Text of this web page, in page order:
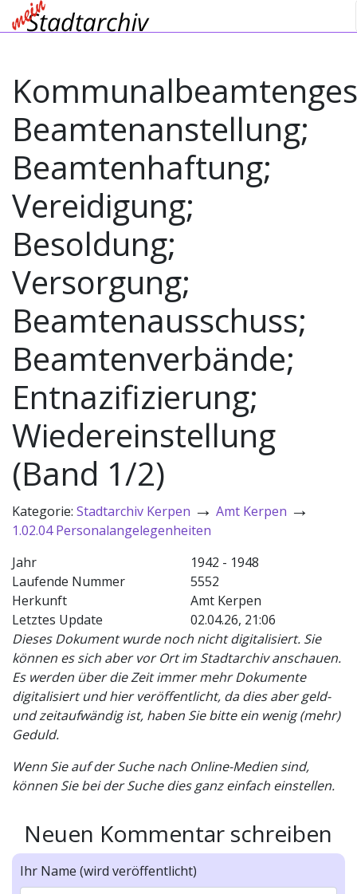
Beamtenanstellung;
Beamtenhaftung;
Vereidigung;
Besoldung;
Versorgung;
Beamtenausschuss;
Beamtenverbände;
Entnazifizierung;
Wiedereinstellung
(Band 1/2)
Kategorie: Stadtarchiv Kerpen → Amt Kerpen →
1.02.04 Personalangelegenheiten
Jahr
1942 - 1948
Laufende Nummer
5552
Herkunft
Amt Kerpen
Letztes Update
02.04.26, 21:06
Dieses Dokument wurde noch nicht digitalisiert. Sie
können es sich aber vor Ort im Stadtarchiv anschauen.
Es werden über die Zeit immer mehr Dokumente
digitalisiert und hier veröffentlicht, da dies aber geld-
und zeitaufwändig ist, haben Sie bitte ein wenig (mehr)
Geduld.
Wenn Sie auf der Suche nach Online-Medien sind,
können Sie bei der Suche dies ganz einfach einstellen.
Neuen Kommentar schreiben
Ihr Name (wird veröffentlicht)